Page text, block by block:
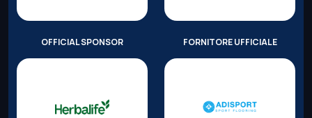
OFFICIAL SPONSOR FORNITORE UFFICIALE